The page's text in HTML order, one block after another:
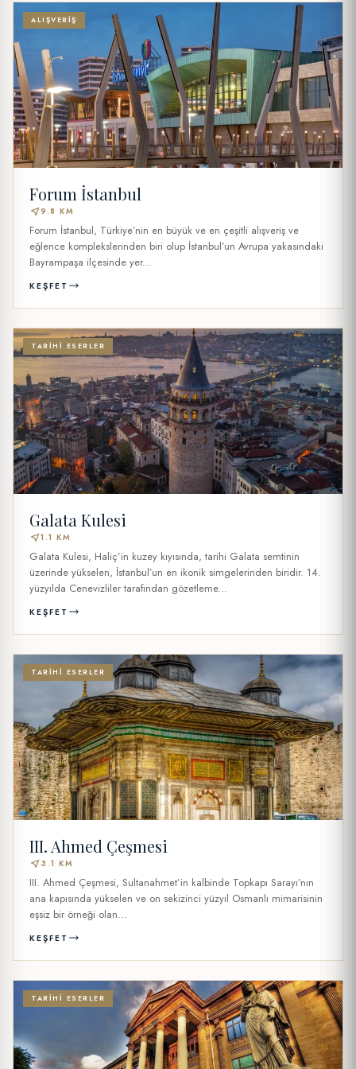
ALIŞVERIŞ
Forum İstanbul
near_me9.8 KM
Forum İstanbul, Türkiye’nin en büyük ve en çeşitli alışveriş ve
eğlence komplekslerinden biri olup İstanbul’un Avrupa yakasındaki
Bayrampaşa ilçesinde yer...
KEŞFET
TARIHI ESERLER
Galata Kulesi
near_me1.1 KM
Galata Kulesi, Haliç’in kuzey kıyısında, tarihi Galata semtinin
üzerinde yükselen, İstanbul’un en ikonik simgelerinden biridir. 14.
yüzyılda Cenevizliler tarafından gözetleme...
KEŞFET
TARIHI ESERLER
III. Ahmed Çeşmesi
near_me3.1 KM
III. Ahmed Çeşmesi, Sultanahmet’in kalbinde Topkapı Sarayı’nın
ana kapısında yükselen ve on sekizinci yüzyıl Osmanlı mimarisinin
eşsiz bir örneği olan...
KEŞFET
TARIHI ESERLER